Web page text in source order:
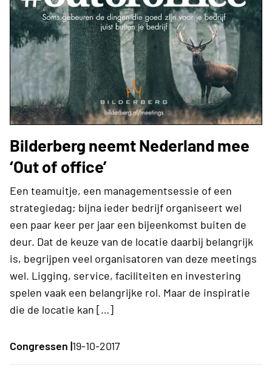
Bilderberg neemt Nederland mee
‘Out of office’
Een teamuitje, een managementsessie of een
strategiedag; bijna ieder bedrijf organiseert wel
een paar keer per jaar een bijeenkomst buiten de
deur. Dat de keuze van de locatie daarbij belangrijk
is, begrijpen veel organisatoren van deze meetings
wel. Ligging, service, faciliteiten en investering
spelen vaak een belangrijke rol. Maar de inspiratie
die de locatie kan […]
Congressen |19-10-2017